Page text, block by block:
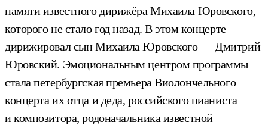
памяти известного дирижёра Михаила Юровского,
которого не стало год назад. В этом концерте
дирижировал сын Михаила Юровского — Дмитрий
Юровский. Эмоциональным центром программы
стала петербургская премьера Виолончельного
концерта их отца и деда, российского пианиста
и композитора, родоначальника известной